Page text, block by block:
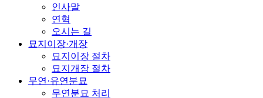
인사말
연혁
오시는 길
묘지이장·개장
묘지이장 절차
묘지개장 절차
무연·유연분묘
무연분묘 처리